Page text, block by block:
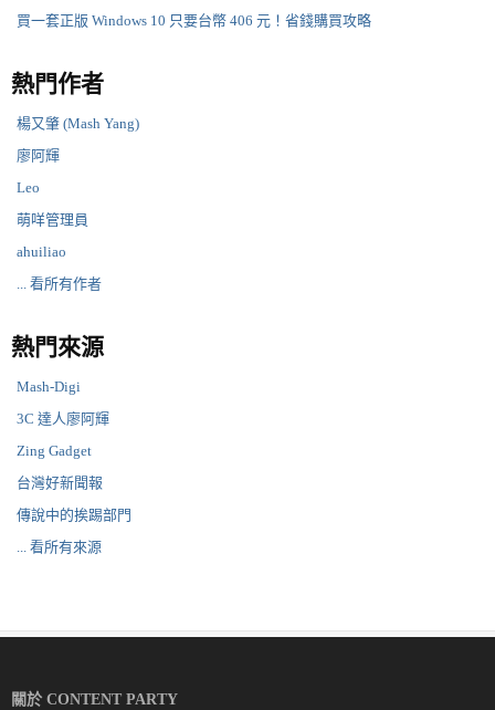
買一套正版 Windows 10 只要台幣 406 元！省錢購買攻略
熱門作者
楊又肇 (Mash Yang)
廖阿輝
Leo
萌咩管理員
ahuiliao
... 看所有作者
熱門來源
Mash-Digi
3C 達人廖阿輝
Zing Gadget
台灣好新聞報
傳說中的挨踢部門
... 看所有來源
關於 CONTENT PARTY